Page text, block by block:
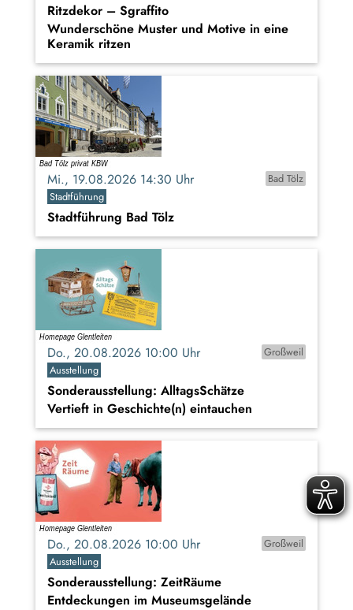
Ritzdekor – Sgraffito
Wunderschöne Muster und Motive in eine
Keramik ritzen
Mi., 19.08.2026 14:30 Uhr
Bad Tölz
Stadtführung
Stadtführung Bad Tölz
Do., 20.08.2026 10:00 Uhr
Großweil
Ausstellung
Sonderausstellung: AlltagsSchätze
Vertieft in Geschichte(n) eintauchen
Do., 20.08.2026 10:00 Uhr
Großweil
Ausstellung
Sonderausstellung: ZeitRäume
Entdeckungen im Museumsgelände